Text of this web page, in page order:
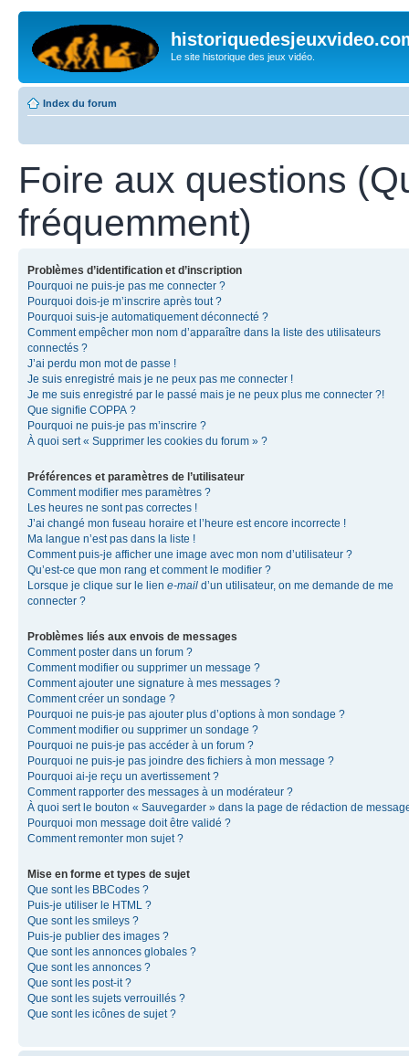
Le site historique des jeux vidéo.
Index du forum
Foire aux questions
fréquemment)
Problèmes d’identification et d’inscription
Pourquoi ne puis-je pas me connecter ?
Pourquoi dois-je m’inscrire après tout ?
Pourquoi suis-je automatiquement déconnecté ?
Comment empêcher mon nom d’apparaître dans la liste des utilisateurs
connectés ?
J’ai perdu mon mot de passe !
Je suis enregistré mais je ne peux pas me connecter !
Je me suis enregistré par le passé mais je ne peux plus me connecter ?!
Que signifie COPPA ?
Pourquoi ne puis-je pas m’inscrire ?
À quoi sert « Supprimer les cookies du forum » ?
Préférences et paramètres de l’utilisateur
Comment modifier mes paramètres ?
Les heures ne sont pas correctes !
J’ai changé mon fuseau horaire et l’heure est encore incorrecte !
Ma langue n’est pas dans la liste !
Comment puis-je afficher une image avec mon nom d’utilisateur ?
Qu’est-ce que mon rang et comment le modifier ?
Lorsque je clique sur le lien e-mail d’un utilisateur, on me demande de me
connecter ?
Problèmes liés aux envois de messages
Comment poster dans un forum ?
Comment modifier ou supprimer un message ?
Comment ajouter une signature à mes messages ?
Comment créer un sondage ?
Pourquoi ne puis-je pas ajouter plus d’options à mon sondage ?
Comment modifier ou supprimer un sondage ?
Pourquoi ne puis-je pas accéder à un forum ?
Pourquoi ne puis-je pas joindre des fichiers à mon message ?
Pourquoi ai-je reçu un avertissement ?
Comment rapporter des messages à un modérateur ?
À quoi sert le bouton « Sauvegarder » dans la page de rédaction de
Pourquoi mon message doit être validé ?
Comment remonter mon sujet ?
Mise en forme et types de sujet
Que sont les BBCodes ?
Puis-je utiliser le HTML ?
Que sont les smileys ?
Puis-je publier des images ?
Que sont les annonces globales ?
Que sont les annonces ?
Que sont les post-it ?
Que sont les sujets verrouillés ?
Que sont les icônes de sujet ?